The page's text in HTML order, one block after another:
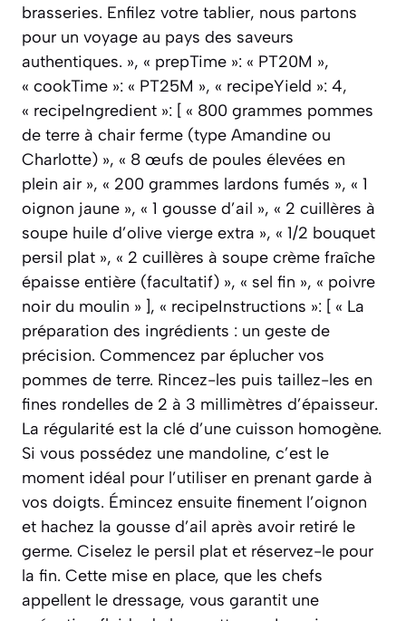
brasseries. Enfilez votre tablier, nous partons
pour un voyage au pays des saveurs
authentiques. », « prepTime »: « PT20M »,
« cookTime »: « PT25M », « recipeYield »: 4,
« recipeIngredient »: [ « 800 grammes pommes
de terre à chair ferme (type Amandine ou
Charlotte) », « 8 œufs de poules élevées en
plein air », « 200 grammes lardons fumés », « 1
oignon jaune », « 1 gousse d’ail », « 2 cuillères à
soupe huile d’olive vierge extra », « 1/2 bouquet
persil plat », « 2 cuillères à soupe crème fraîche
épaisse entière (facultatif) », « sel fin », « poivre
noir du moulin » ], « recipeInstructions »: [ « La
préparation des ingrédients : un geste de
précision. Commencez par éplucher vos
pommes de terre. Rincez-les puis taillez-les en
fines rondelles de 2 à 3 millimètres d’épaisseur.
La régularité est la clé d’une cuisson homogène.
Si vous possédez une mandoline, c’est le
moment idéal pour l’utiliser en prenant garde à
vos doigts. Émincez ensuite finement l’oignon
et hachez la gousse d’ail après avoir retiré le
germe. Ciselez le persil plat et réservez-le pour
la fin. Cette mise en place, que les chefs
appellent le dressage, vous garantit une